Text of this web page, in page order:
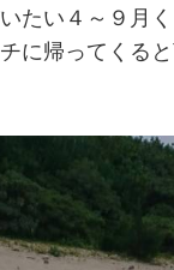
たい４～９月
に帰ってくる